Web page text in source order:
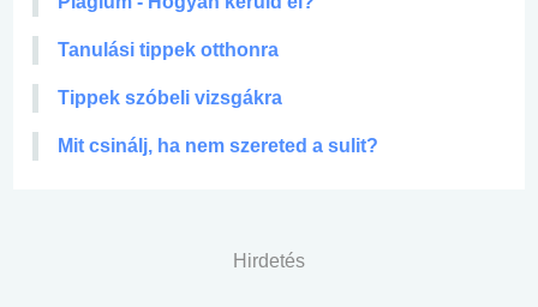
Tanulási tippek otthonra
Tippek szóbeli vizsgákra
Mit csinálj, ha nem szereted a sulit?
Hirdetés